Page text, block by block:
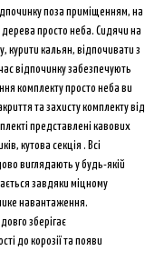
поза приміщенням, на
дерева просто неба. Сидячи на
курити кальян, відпочивати з
відпочинку забезпечують
комплекту просто неба ви
та захисту комплекту від
представлені кавових
кутова секція . Всі
виглядають у будь-якій
завдяки міцному
навантаження.
зберігає
до корозії та появи